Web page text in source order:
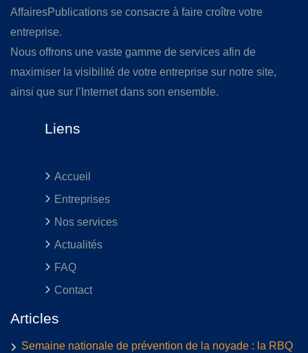
AffairesPublications se consacre à faire croître votre
entreprise.
Nous offrons une vaste gamme de services afin de
maximiser la visibilité de votre entreprise sur notre site,
ainsi que sur l’Internet dans son ensemble.
Liens
Accueil
Entreprises
Nos services
Actualités
FAQ
Contact
Articles
Semaine nationale de prévention de la noyade : la RBQ